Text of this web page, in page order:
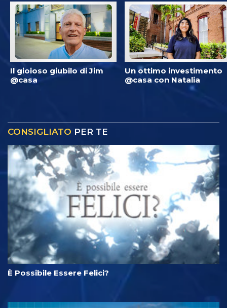
Il gioioso giubilo di Jim
@casa
Un ottimo investimento
@casa con Natalia
CONSIGLIATO PER TE
È Possibile Essere Felici?